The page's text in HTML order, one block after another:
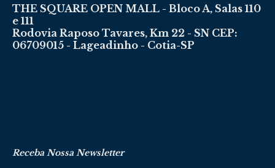
THE SQUARE OPEN MALL - Bloco A, Salas 110
e 111
Rodovia Raposo Tavares, Km 22 - SN CEP:
06709015 - Lageadinho - Cotia-SP
Receba Nossa Newsletter